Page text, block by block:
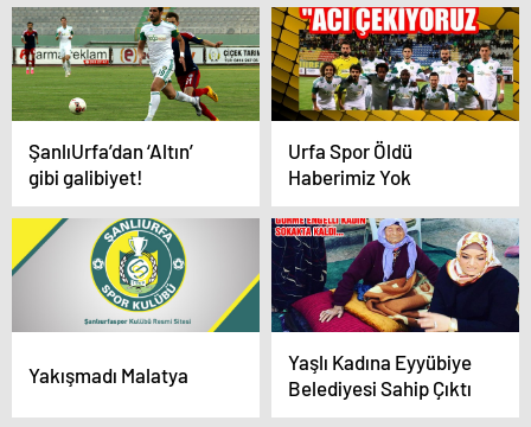
ŞanlıUrfa’dan ‘Altın’
gibi galibiyet!
Urfa Spor Öldü
Haberimiz Yok
Yakışmadı Malatya
Yaşlı Kadına Eyyübiye
Belediyesi Sahip Çıktı